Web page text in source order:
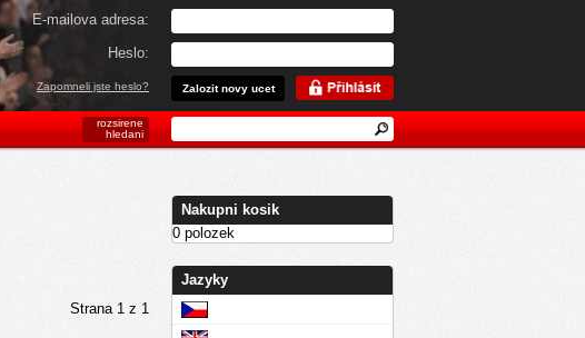
Strana 1 z 1
rozsirene
hledani
E-mailova adresa:
Heslo:
Zapomneli jste heslo? Zalozit novy ucet
Nakupni kosik
0 polozek
Jazyky